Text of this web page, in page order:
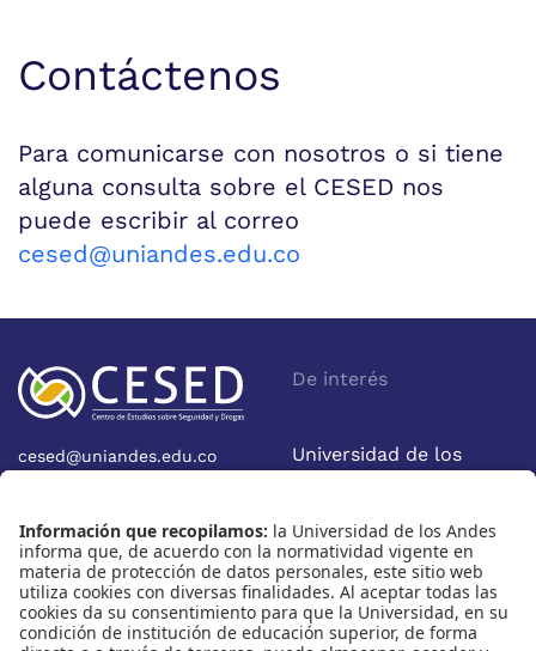
Contáctenos
Para comunicarse con nosotros o si tiene
alguna consulta sobre el CESED nos
puede escribir al correo
cesed@uniandes.edu.co
cesed@uniandes.edu.co
Bogotá - Colombia
De interés
Universidad de los
Facultad de Economía
Nosotros Nuestras redes